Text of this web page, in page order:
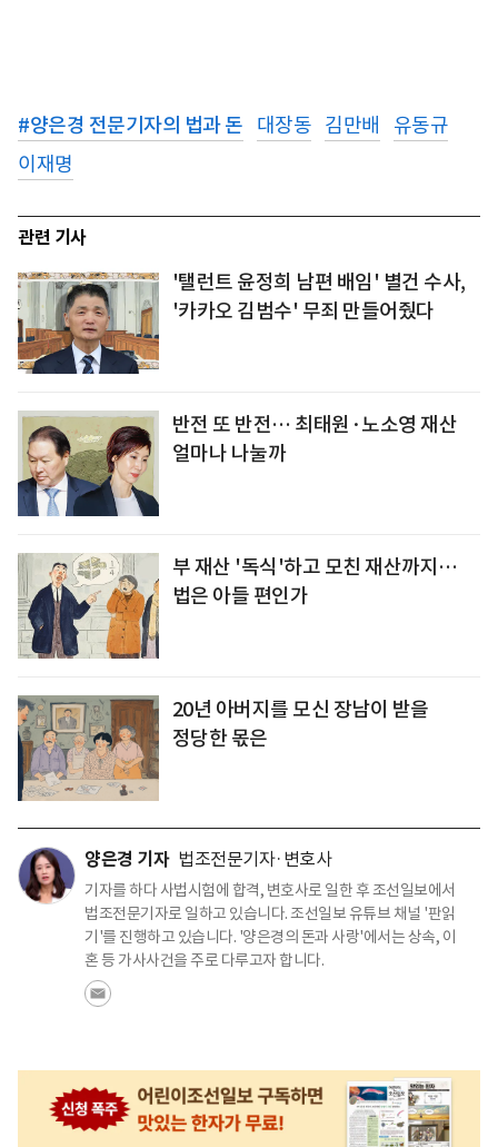
#양은경 전문기자의 법과 돈 대장동 김만배
유동규
이재명
관련 기사
'탤런트 윤정희 남편 배임' 별건 수사,
'카카오 김범수' 무죄 만들어줬다
반전 또 반전… 최태원·노소영 재산
얼마나 나눌까
부 재산 '독식'하고 모친 재산까지…
법은 아들 편인가
20년 아버지를 모신 장남이 받을
정당한 몫은
양은경 기자 법조전문기자·변호사
기자를 하다 사법시험에 합격, 변호사로 일한 후 조선일보에서
법조전문기자로 일하고 있습니다. 조선일보 유튜브 채널 '판읽
기'를 진행하고 있습니다. '양은경의 돈과 사랑'에서는 상속, 이
혼 등 가사사건을 주로 다루고자 합니다.